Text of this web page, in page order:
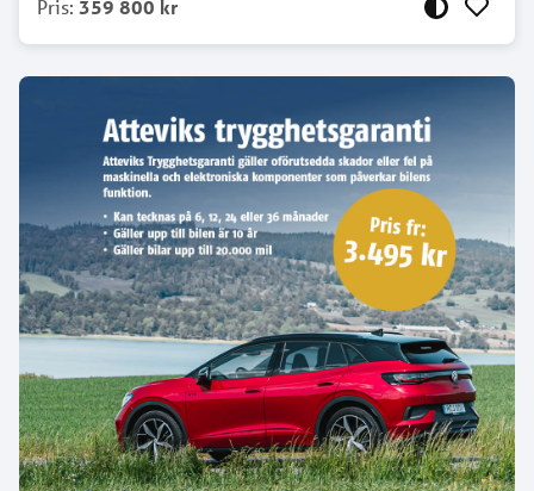
Pris: 359 800 kr